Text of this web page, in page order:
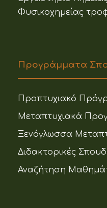
Φυσικοχημείας
Προγράμματα
Προπτυχιακό
Μεταπτυχιακά
Ξενόγλωσσα
Διδακτορικές
Αναζήτηση